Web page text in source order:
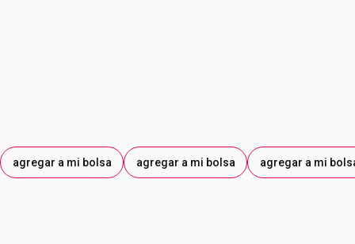
agregar a mi bolsa agregar a mi bolsa agregar a mi